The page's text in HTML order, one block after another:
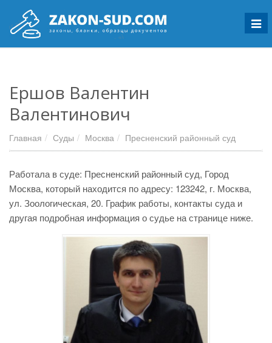
Ершов Валентин
Валентинович
Главная Суды Москва Пресненский районный суд
Работала в суде: Пресненский районный суд, Город
Москва, который находится по адресу: 123242, г. Москва,
ул. Зоологическая, 20. График работы, контакты суда и
другая подробная информация о судье на странице ниже.